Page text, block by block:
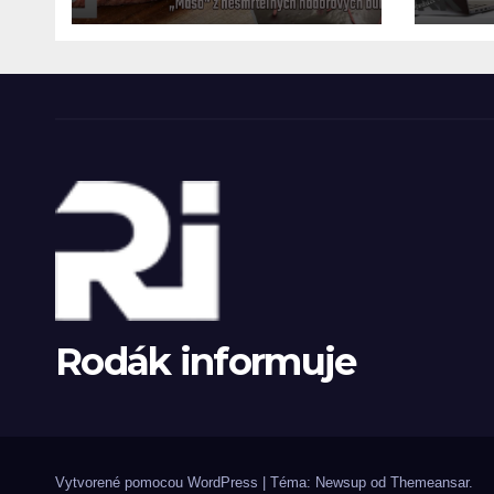
Rodák informuje
Vytvorené pomocou WordPress | Téma: Newsup od Themeansar.